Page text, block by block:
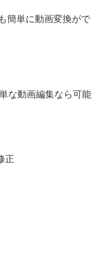
簡単に動画変換がで
な動画編集なら可能
正